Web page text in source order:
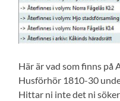
Här är vad som finns på
Husförhör 1810-30
Hittar ni inte det ni